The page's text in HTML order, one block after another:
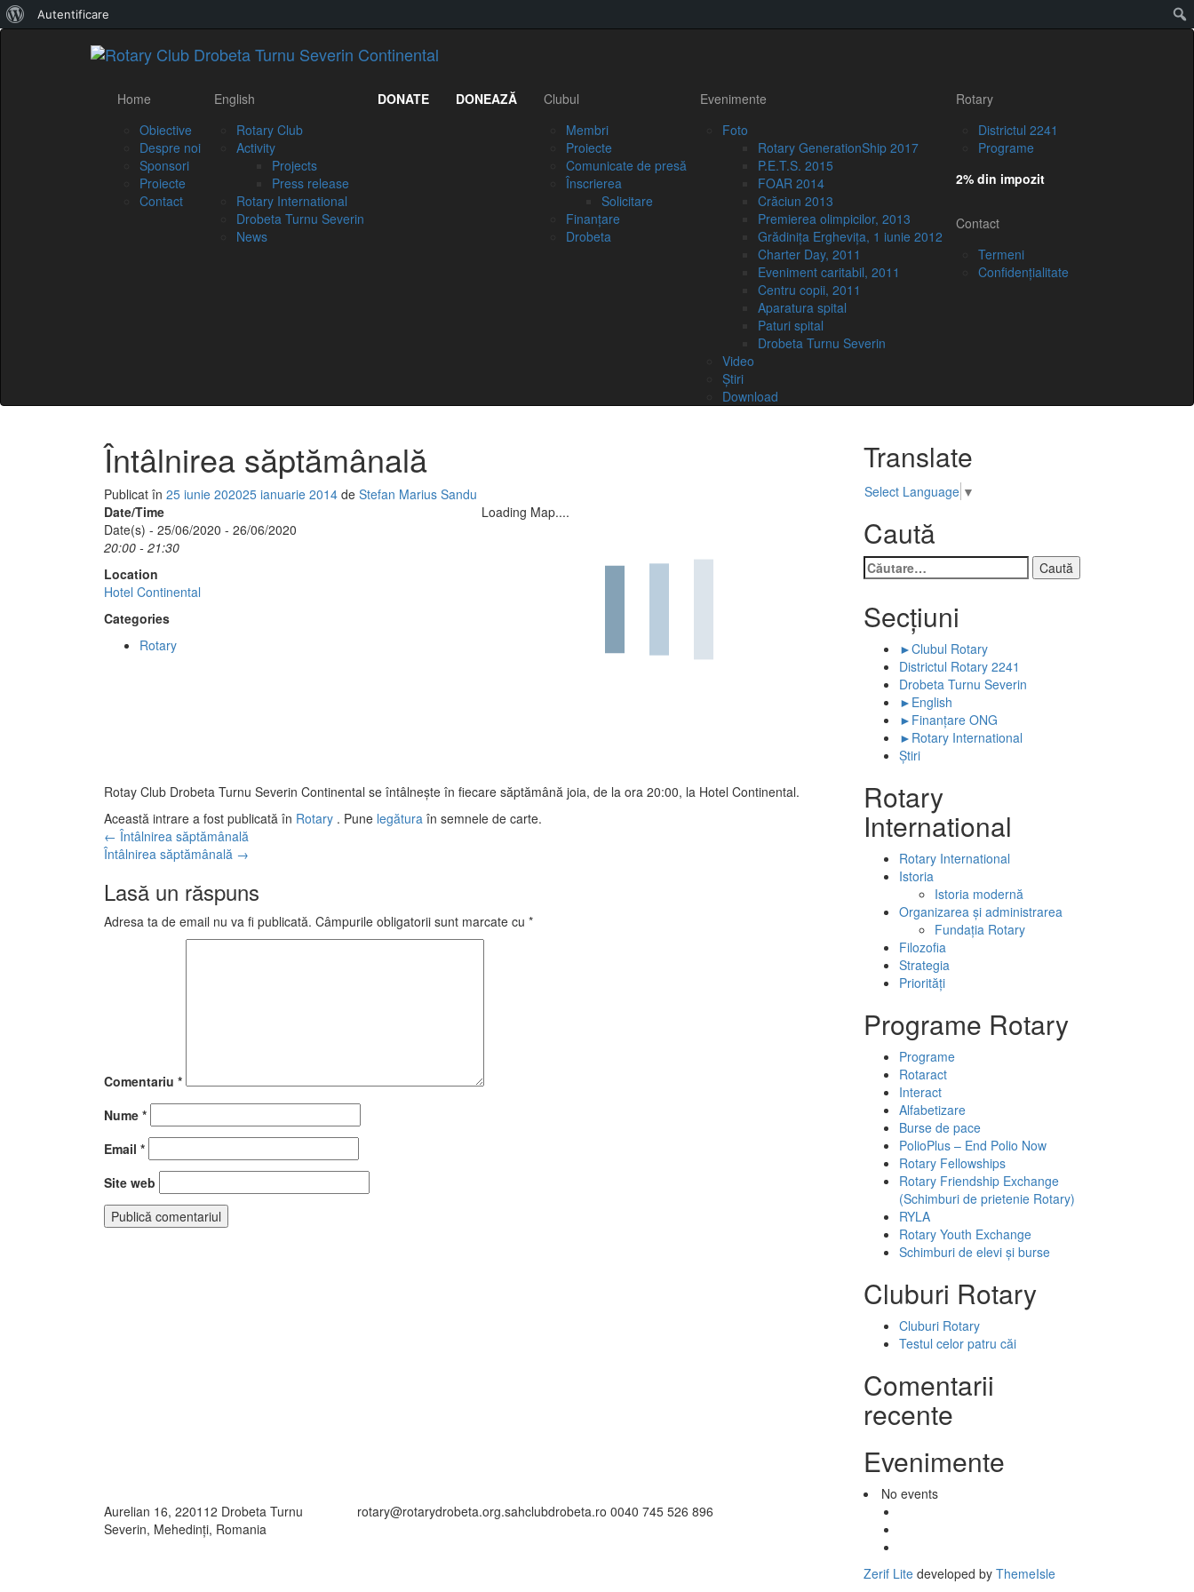
Home
Obiective
Despre noi
Sponsori
Proiecte
Contact
English
Rotary Club
Activity
Projects
Press release
Rotary International
Drobeta Turnu Severin
News
DONATE DONEAZĂ
Clubul
Membri
Proiecte
Comunicate de presă
Înscrierea
Solicitare
Finanţare
Drobeta
Evenimente
Foto
Rotary GenerationShip 2017
P.E.T.S. 2015
FOAR 2014
Crăciun 2013
Premierea olimpicilor, 2013
Grădiniţa Ergheviţa, 1 iunie 2012
Charter Day, 2011
Eveniment caritabil, 2011
Centru copii, 2011
Aparatura spital
Paturi spital
Drobeta Turnu Severin
Video
Ştiri
Download
Rotary
Districtul 2241
Programe
2% din impozit
Contact
Termeni
Confidenţialitate
Întâlnirea săptămânală
Publicat în 25 iunie 202025 ianuarie 2014 de Stefan Marius Sandu
Loading Map....
Date/Time
Date(s) - 25/06/2020 - 26/06/2020
20:00 - 21:30
Location
Hotel Continental
Categories
Rotary
Rotay Club Drobeta Turnu Severin Continental se întâlneşte în fiecare săptămână joia, de la ora 20:00, la Hotel Continental.
Această intrare a fost publicată în Rotary . Pune legătura în semnele de carte.
Navigare
în
articole
← Întâlnirea săptămânală
Întâlnirea săptămânală →
Lasă un răspuns
Adresa ta de email nu va fi publicată. Câmpurile obligatorii sunt marcate cu *
Comentariu *
Nume *
Email *
Site web
Translate
Select Language ▼
Caută
Caută
după:
Secţiuni
►Clubul Rotary
Districtul Rotary 2241
Drobeta Turnu Severin
► English
► Finanţare ONG
► Rotary International
Ştiri
Rotary
International
Rotary International
Istoria
Istoria modernă
Organizarea şi administrarea
Fundaţia Rotary
Filozofia
Strategia
Priorităţi
Programe Rotary
Programe
Rotaract
Interact
Alfabetizare
Burse de pace
PolioPlus – End Polio Now
Rotary Fellowships
Rotary Friendship Exchange
(Schimburi de prietenie Rotary)
RYLA
Rotary Youth Exchange
Schimburi de elevi şi burse
Cluburi Rotary
Cluburi Rotary
Testul celor patru căi
Comentarii
recente
Evenimente
No events
Aurelian 16, 220112 Drobeta Turnu
Severin, Mehedinţi, Romania
rotary@rotarydrobeta.org.sahclubdrobeta.ro 0040 745 526 896
Zerif Lite developed by ThemeIsle
Despre
Autentificare